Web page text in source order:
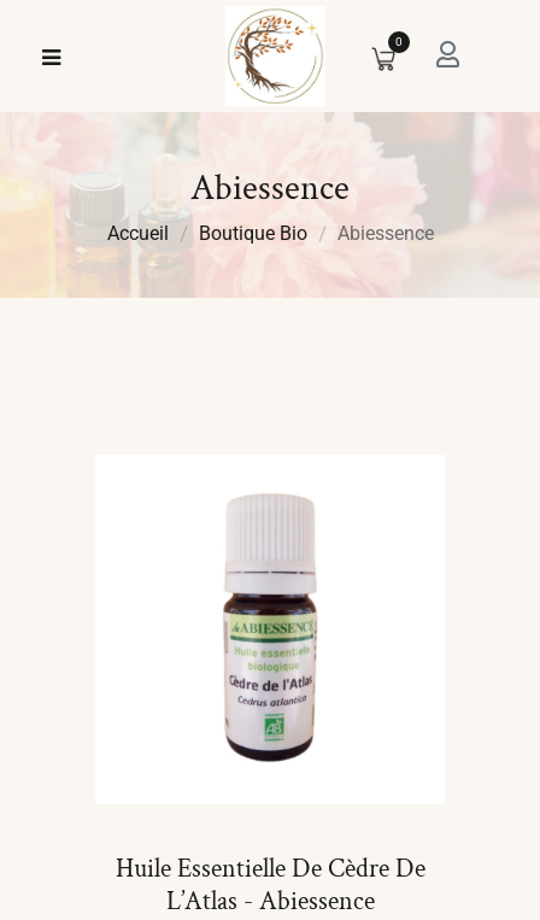
0
Abiessence
Accueil Boutique Bio Abiessence
Huile Essentielle De Cèdre De
L’Atlas - Abiessence